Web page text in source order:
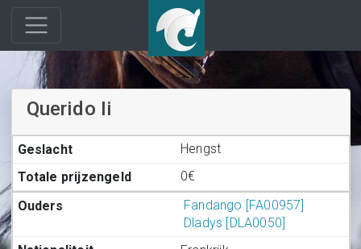
Querido Ii
Hengst
0€
Fandango [FA00957]
Dladys [DLA0050]